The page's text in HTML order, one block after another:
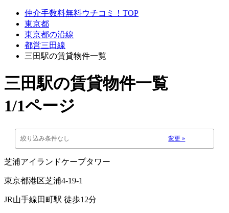
仲介手数料無料ウチコミ！TOP
東京都
東京都の沿線
都営三田線
三田駅の賃貸物件一覧
三田駅の賃貸物件一覧
1/1ページ
絞り込み条件なし 変更 »
芝浦アイランドケープタワー
東京都港区芝浦4-19-1
JR山手線田町駅 徒歩12分